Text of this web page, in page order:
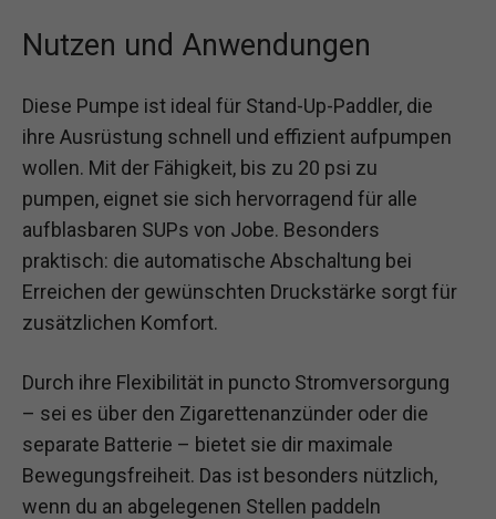
Nutzen und Anwendungen
Diese Pumpe ist ideal für Stand-Up-Paddler, die
ihre Ausrüstung schnell und effizient aufpumpen
wollen. Mit der Fähigkeit, bis zu 20 psi zu
pumpen, eignet sie sich hervorragend für alle
aufblasbaren SUPs von Jobe. Besonders
praktisch: die automatische Abschaltung bei
Erreichen der gewünschten Druckstärke sorgt für
zusätzlichen Komfort.
Durch ihre Flexibilität in puncto Stromversorgung
– sei es über den Zigarettenanzünder oder die
separate Batterie – bietet sie dir maximale
Bewegungsfreiheit. Das ist besonders nützlich,
wenn du an abgelegenen Stellen paddeln